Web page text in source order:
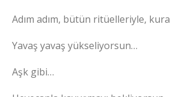
Adım adım, bütün ritüelleriyle,
Yavaş yavaş yükseliyorsun…
Aşk gibi…